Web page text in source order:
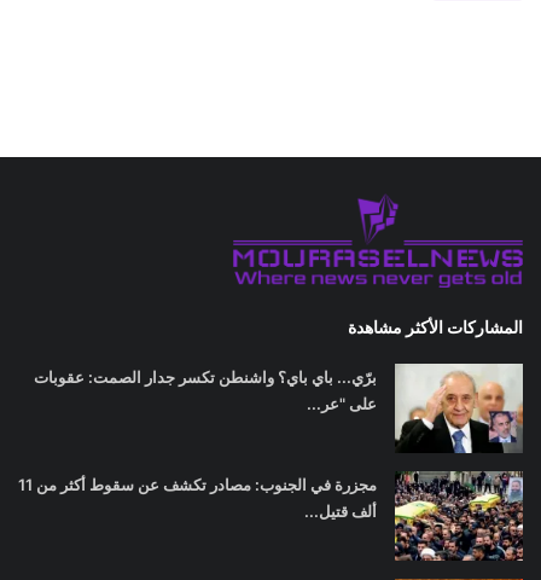
المشاركات الأكثر مشاهدة
برّي... باي باي؟ واشنطن تكسر جدار الصمت: عقوبات
على "عر...
مجزرة في الجنوب: مصادر تكشف عن سقوط أكثر من 11
ألف قتيل...